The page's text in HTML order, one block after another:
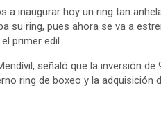
a inaugurar hoy un ring tan
su ring, pues ahora se va a
primer edil.
señaló que la inversión
ring de boxeo y la adquisición